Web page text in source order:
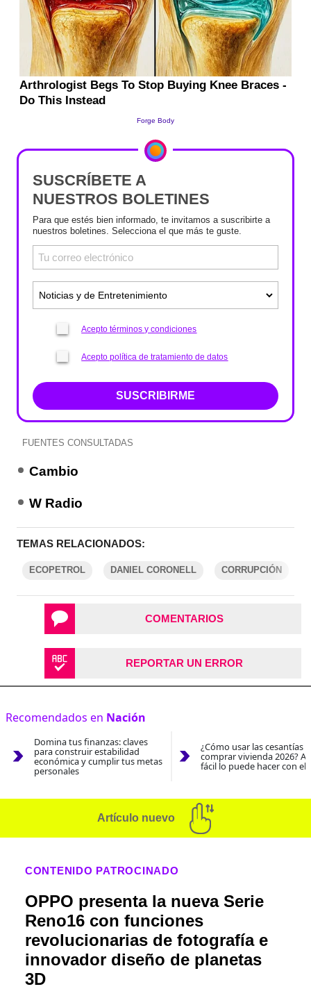
SUSCRÍBETE A
NUESTROS BOLETINES
Para que estés bien informado, te invitamos a suscribirte a
nuestros boletines. Selecciona el que más te guste.
Acepto términos y condiciones
Acepto política de tratamiento de datos
SUSCRIBIRME
FUENTES CONSULTADAS
Cambio
W Radio
TEMAS RELACIONADOS:
ECOPETROL DANIEL CORONELL CORRUPCIÓN
COMENTARIOS
REPORTAR UN ERROR
Recomendados en Nación
Domina tus finanzas: claves
para construir estabilidad
económica y cumplir tus metas
personales
¿Cómo usar las cesantías
comprar vivienda 2026?
fácil lo puede hacer con el
Artículo nuevo
CONTENIDO PATROCINADO
OPPO presenta la nueva Serie
Reno16 con funciones
revolucionarias de fotografía e
innovador diseño de planetas
3D